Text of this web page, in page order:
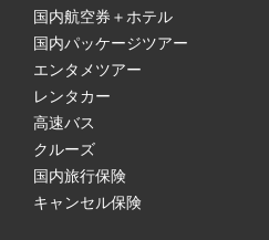
国内航空券＋ホテル
国内パッケージツアー
エンタメツアー
レンタカー
高速バス
クルーズ
国内旅行保険
キャンセル保険